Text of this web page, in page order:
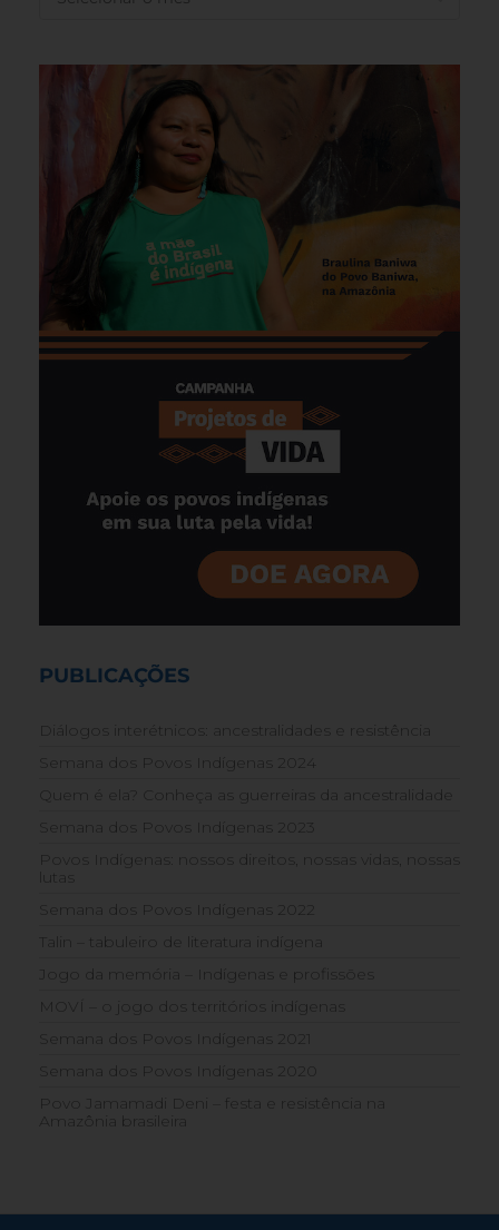
PUBLICAÇÕES
Diálogos interétnicos: ancestralidades e resistência
Semana dos Povos Indígenas 2024
Quem é ela? Conheça as guerreiras da ancestralidade
Semana dos Povos Indígenas 2023
Povos Indígenas: nossos direitos, nossas vidas, nossas
lutas
Semana dos Povos Indígenas 2022
Talin – tabuleiro de literatura indígena
Jogo da memória – Indígenas e profissões
MOVÍ – o jogo dos territórios indígenas
Semana dos Povos Indígenas 2021
Semana dos Povos Indígenas 2020
Povo Jamamadi Deni – festa e resistência na
Amazônia brasileira